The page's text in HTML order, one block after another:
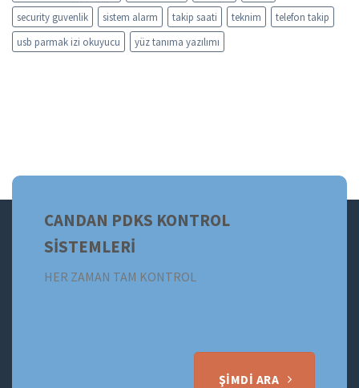
security guvenlik
sistem alarm takip saati teknim
telefon takip
usb parmak izi okuyucu
yüz tanıma yazılımı
CANDAN PDKS KONTROL
SİSTEMLERİ
HER ZAMAN TAM KONTROL
ŞIMDI ARA